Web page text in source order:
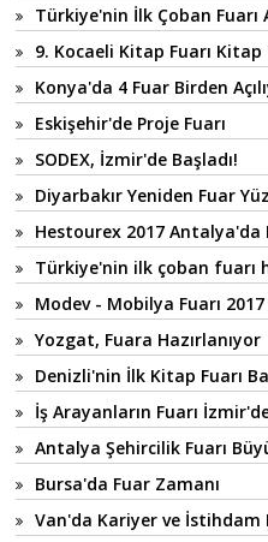
Türkiye'nin İlk Çoban Fuarı
9. Kocaeli Kitap Fuarı Kitap
Konya'da 4 Fuar Birden
Eskişehir'de Proje Fuarı
SODEX, İzmir'de Başladı!
Diyarbakır Yeniden Fuar
Hestourex 2017 Antalya'da
Türkiye'nin ilk çoban fuarı
Modev - Mobilya Fuarı
Yozgat, Fuara Hazırlanıyor
Denizli'nin İlk Kitap Fuarı
İş Arayanların Fuarı
Antalya Şehircilik Fuarı
Bursa'da Fuar Zamanı
Van'da Kariyer ve İstihdam